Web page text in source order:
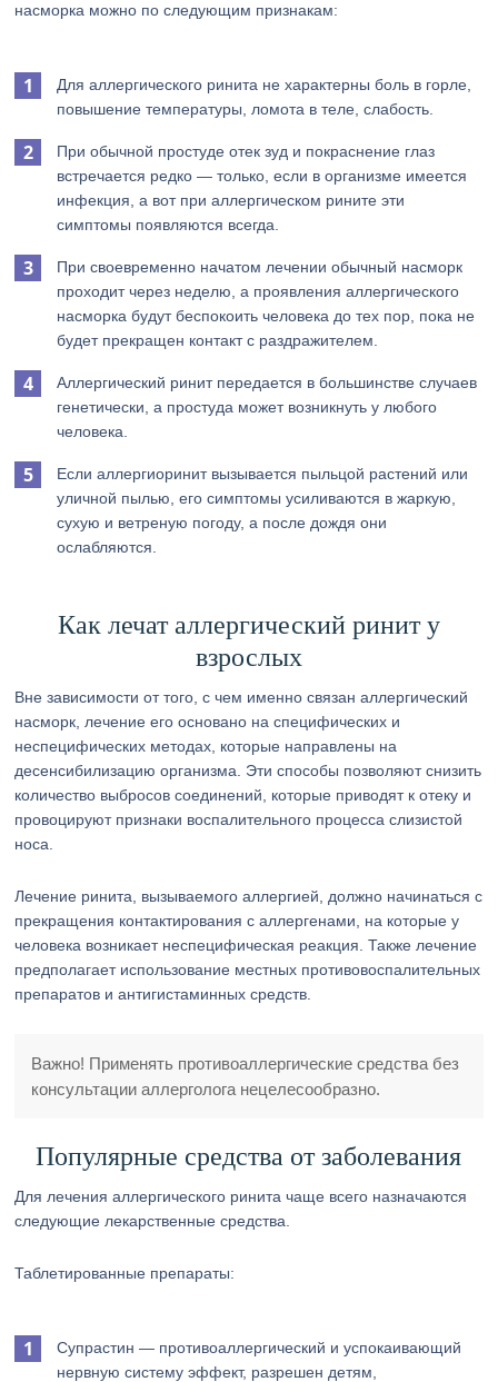
насморка можно по следующим признакам:
Для аллергического ринита не характерны боль в горле,
повышение температуры, ломота в теле, слабость.
При обычной простуде отек зуд и покраснение глаз
встречается редко — только, если в организме имеется
инфекция, а вот при аллергическом рините эти
симптомы появляются всегда.
При своевременно начатом лечении обычный насморк
проходит через неделю, а проявления аллергического
насморка будут беспокоить человека до тех пор, пока не
будет прекращен контакт с раздражителем.
Аллергический ринит передается в большинстве случаев
генетически, а простуда может возникнуть у любого
человека.
Если аллергиоринит вызывается пыльцой растений или
уличной пылью, его симптомы усиливаются в жаркую,
сухую и ветреную погоду, а после дождя они
ослабляются.
Как лечат аллергический ринит у
взрослых
Вне зависимости от того, с чем именно связан аллергический
насморк, лечение его основано на специфических и
неспецифических методах, которые направлены на
десенсибилизацию организма. Эти способы позволяют снизить
количество выбросов соединений, которые приводят к отеку и
провоцируют признаки воспалительного процесса слизистой
носа.
Лечение ринита, вызываемого аллергией, должно начинаться с
прекращения контактирования с аллергенами, на которые у
человека возникает неспецифическая реакция. Также лечение
предполагает использование местных противовоспалительных
препаратов и антигистаминных средств.
Важно! Применять противоаллергические средства без
консультации аллерголога нецелесообразно.
Популярные средства от заболевания
Для лечения аллергического ринита чаще всего назначаются
следующие лекарственные средства.
Таблетированные препараты:
Супрастин — противоаллергический и успокаивающий
нервную систему эффект, разрешен детям,